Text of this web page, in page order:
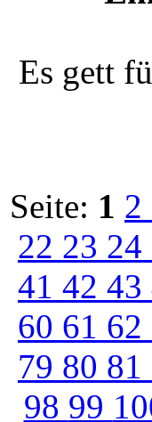
Es gett
Seite: 1 2
22 23 24
41 42 43
60 61 62
79 80 81
98 99